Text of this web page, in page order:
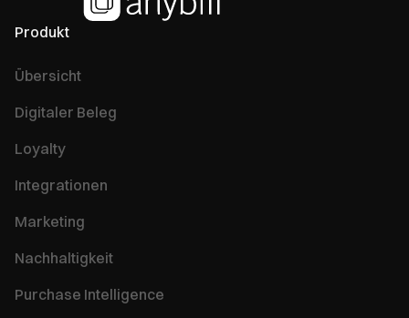
Produkt
Übersicht
Digitaler Beleg
Loyalty
Integrationen
Marketing
Nachhaltigkeit
Purchase Intelligence